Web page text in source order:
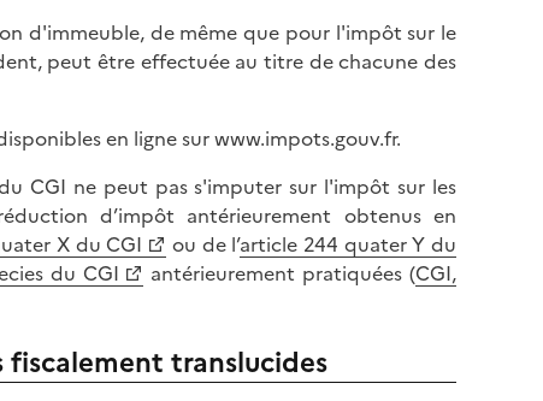
d'immeuble, de même que pour l'impôt sur le
peut être effectuée au titre de chacune des
en ligne sur www.impots.gouv.fr.
CGI ne peut pas s'imputer sur l'impôt sur les
d’impôt antérieurement obtenus en
X du CGI ou de l’article 244 quater Y du
du CGI antérieurement pratiquées (CGI,
fiscalement translucides